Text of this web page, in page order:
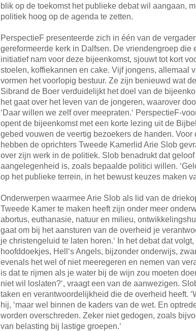
blik op de toekomst het publieke debat wil aangaan,
politiek hoog op de agenda te zetten.
PerspectieF presenteerde zich in één van de
gereformeerde kerk in Dalfsen. De vriendengroep die
initiatief nam voor deze bijeenkomst, sjouwt tot kort
stoelen, koffiekannen en cake. Vijf jongens, allemaal
vormen het voorlopig bestuur. Ze zijn benieuwd wat
Sibrand de Boer verduidelijkt het doel van de
het gaat over het leven van de jongeren, waarover
‘Daar willen we zelf over meepraten.‘ PerspectieF-
opent de bijeenkomst met een korte lezing uit de
gebed vouwen de veertig bezoekers de handen. Voor
hebben de oprichters Tweede Kamerlid Arie Slob
over zijn werk in de politiek. Slob benadrukt dat
aangelegenheid is, zoals bepaalde politici willen.
op het publieke terrein, in het bewust keuzes maken
Onderwerpen waarmee Arie Slob als lid van de
Tweede Kamer te maken heeft zijn onder meer
abortus, euthanasie, natuur en milieu,
gaat om bij het aansturen van de overheid je
je christengeluid te laten horen.‘ In het debat dat
hoofddoekjes, Hell‘s Angels, bijzonder onderwijs,
evenals het wel of niet meeregeren en nemen van
is dat te rijmen als je water bij de wijn zou moeten
niet wil loslaten?‘, vraagt een van de aanwezigen.
taken en verantwoordelijkheid die de overheid heeft.
hij, ‘maar wel binnen de kaders van de wet. En
worden overschreden. Zeker niet gedogen, zoals
van belasting bij lastige groepen.‘